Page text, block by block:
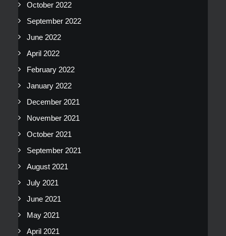
October 2022
September 2022
June 2022
April 2022
February 2022
January 2022
December 2021
November 2021
October 2021
September 2021
August 2021
July 2021
June 2021
May 2021
April 2021